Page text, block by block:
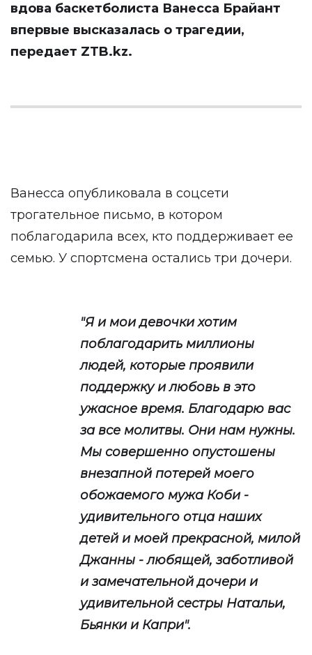
вдова баскетболиста Ванесса Брайант
впервые высказалась о трагедии,
передает ZTB.kz.
Ванесса опубликовала в соцсети
трогательное письмо, в котором
поблагодарила всех, кто поддерживает ее
семью. У спортсмена остались три дочери.
"Я и мои девочки хотим
поблагодарить миллионы
людей, которые проявили
поддержку и любовь в это
ужасное время. Благодарю вас
за все молитвы. Они нам нужны.
Мы совершенно опустошены
внезапной потерей моего
обожаемого мужа Коби -
удивительного отца наших
детей и моей прекрасной, милой
Джанны - любящей, заботливой
и замечательной дочери и
удивительной сестры Натальи,
Бьянки и Капри".